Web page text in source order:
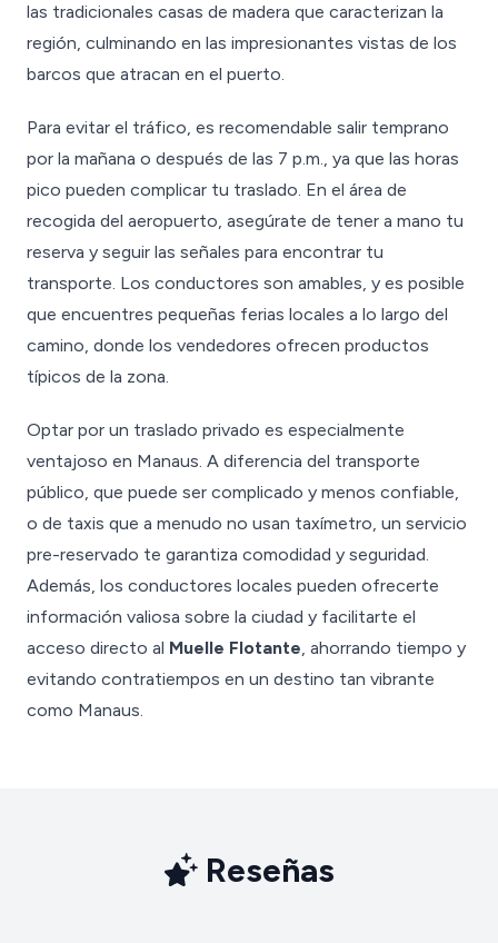
las tradicionales casas de madera que caracterizan la
región, culminando en las impresionantes vistas de los
barcos que atracan en el puerto.
Para evitar el tráfico, es recomendable salir temprano
por la mañana o después de las 7 p.m., ya que las horas
pico pueden complicar tu traslado. En el área de
recogida del aeropuerto, asegúrate de tener a mano tu
reserva y seguir las señales para encontrar tu
transporte. Los conductores son amables, y es posible
que encuentres pequeñas ferias locales a lo largo del
camino, donde los vendedores ofrecen productos
típicos de la zona.
Optar por un traslado privado es especialmente
ventajoso en Manaus. A diferencia del transporte
público, que puede ser complicado y menos confiable,
o de taxis que a menudo no usan taxímetro, un servicio
pre-reservado te garantiza comodidad y seguridad.
Además, los conductores locales pueden ofrecerte
información valiosa sobre la ciudad y facilitarte el
acceso directo al Muelle Flotante, ahorrando tiempo y
evitando contratiempos en un destino tan vibrante
como Manaus.
Reseñas